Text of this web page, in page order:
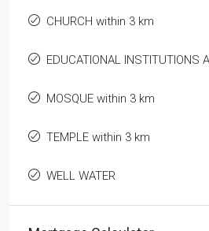
CHURCH within 3 km
EDUCATIONAL INSTITUTIONS
MOSQUE within 3 km
TEMPLE within 3 km
WELL WATER